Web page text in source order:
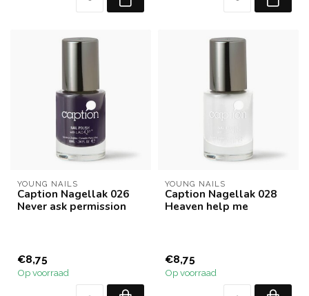
YOUNG NAILS
Caption Nagellak 026
Never ask permission
€8,75
Op voorraad
YOUNG NAILS
Caption Nagellak 028
Heaven help me
€8,75
Op voorraad